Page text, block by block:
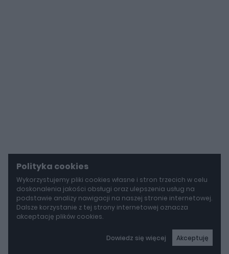
Polityka cookies
Wykorzystujemy pliki cookies własne i stron trzecich w celu
doskonalenia jakości obsługi oraz ulepszenia usług na
podstawie analizy nawigacji na naszej stronie internetowej.
Dalsze korzystanie z tej strony internetowej oznacza
akceptację plików cookies.
Dowiedz się więcej Akceptuję